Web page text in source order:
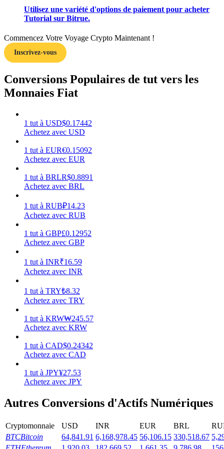
Gagner
Cochon de puissance
Gagnez quotidiennement des récompenses compétitives
Des rendements élevés et un accès instantané
Launchpool
Utilisez une variété d'options de paiement pour acheter
Tutorial sur Bitrue.
Commencez Votre Voyage Crypto Maintenant !
Inscrivez-vous
Conversions Populaires de tut vers les
Monnaies Fiat
1 tut à USD$0.17442
Achetez avec USD
1 tut à EUR€0.15092
Achetez avec EUR
1 tut à BRLR$0.8891
Achetez avec BRL
1 tut à RUB₽14.23
Achetez avec RUB
1 tut à GBP£0.12952
Achetez avec GBP
1 tut à INR₹16.59
Achetez avec INR
1 tut à TRY₺8.32
Achetez avec TRY
1 tut à KRW₩245.57
Achetez avec KRW
1 tut à CAD$0.24342
Achetez avec CAD
1 tut à JPY¥27.53
Achetez avec JPY
Autres Conversions d'Actifs Numériques
Cryptomonnaie USD INR EUR BRL
BTCBitcoin 64,841.91 6,168,978.45 56,106.15 330,518.67